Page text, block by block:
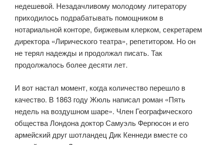
недешевой. Незадачливому молодому литератору
приходилось подрабатывать помощником в
нотариальной конторе, биржевым клерком, секретарем
директора «Лирического театра», репетитором. Но он
не терял надежды и продолжал писать. Так
продолжалось более десяти лет.
И вот настал момент, когда количество перешло в
качество. В 1863 году Жюль написал роман «Пять
недель на воздушном шаре». Член Географического
общества Лондона доктор Самуэль Фергюсон и его
армейский друг шотландец Дик Кеннеди вместе со